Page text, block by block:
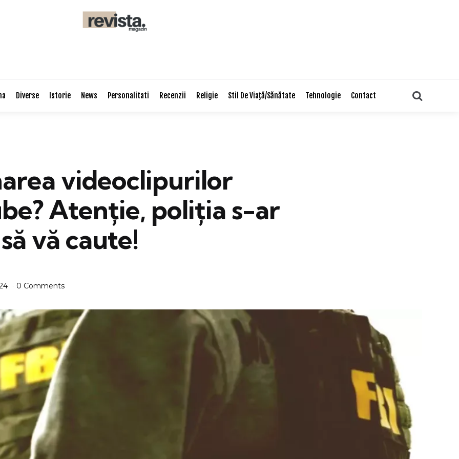
Diverse Istorie News Personalitati Recenzii Religie Stil De Viaţă/Sănătate Tehnologie Contact
videoclipurilor
Atenție, poliția s-ar
vă caute!
0 Comments